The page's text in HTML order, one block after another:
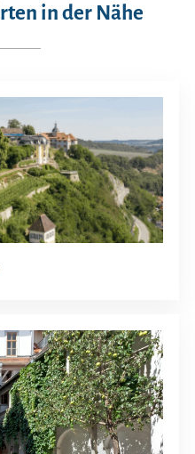
in der Nähe